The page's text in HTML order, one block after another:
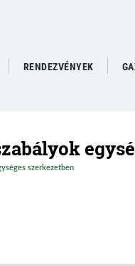
RENDEZVÉNYEK
szerkezetben